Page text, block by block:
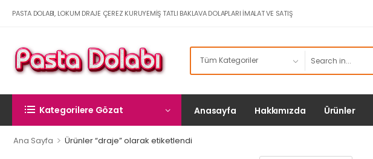
PASTA DOLABI, LOKUM DRAJE ÇEREZ KURUYEMIŞ TATLI BAKLAVA DOLAPLARI İMALAT VE SATIŞ
Kategorilere Gözat Anasayfa Hakkımızda Ürünler
Ana Sayfa > Ürünler “draje” olarak etiketlendi